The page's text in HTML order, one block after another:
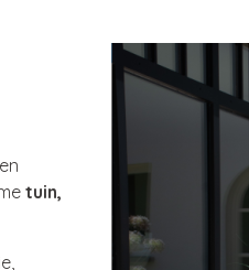
tuin,